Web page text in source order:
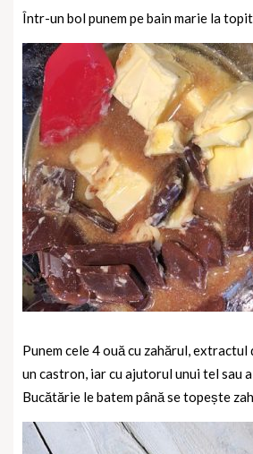
Într-un bol punem pe bain marie la
Punem cele 4 ouă cu zahărul,
un castron, iar cu ajutorul unui tel sau
Bucătărie le batem până se topește